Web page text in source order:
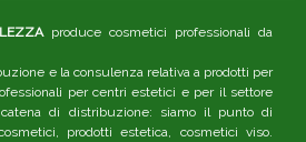
produce cosmetici professionali da
e la consulenza relativa a prodotti per
per centri estetici e per il settore
di distribuzione: siamo il punto di
prodotti estetica, cosmetici viso.